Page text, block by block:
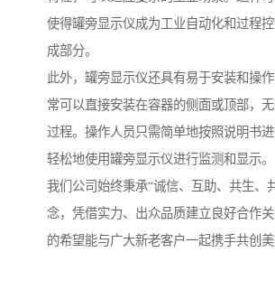
使得罐旁显示仪成为工业自动化和过程
成部分。
此外，罐旁显示仪还具有易于安装和操
常可以直接安装在容器的侧面或顶部，
过程。操作人员只需简单地按照说明书进
轻松地使用罐旁显示仪进行监测和显示。
我们公司始终秉承“诚信、互助、共生、
念，凭借实力、出众品质建立良好合作
的希望能与广大新老客户一起携手共创美